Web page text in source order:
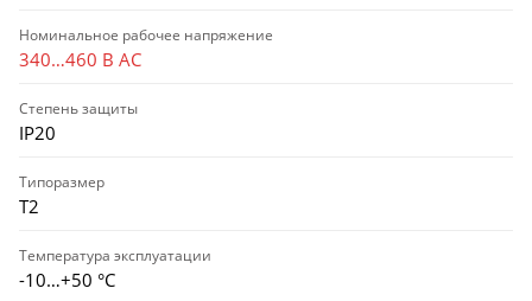
Номинальное рабочее напряжение
340…460 В AC
Степень защиты
IP20
Типоразмер
Т2
Температура эксплуатации
-10…+50 °С